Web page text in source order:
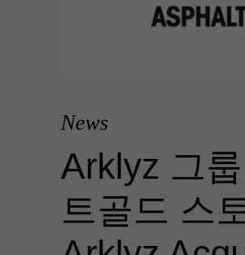
News
Arklyz 그룹
트골드 스